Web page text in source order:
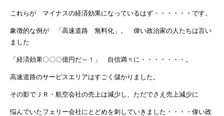
これらが マイナスの経済効果になっているはず・・・・・・です。
象徴的な例が 「高速道路 無料化」。 偉い政治家の人たちは言い
ました
「経済効果〇〇〇億円だ～！」 自信満々に・・・・・・・。
高速道路のサービスエリアはすごく儲かりました。
その影でＪＲ・航空会社の売上は減少し、ただでさえ売上減少に
悩んでいたフェリー会社にとどめを刺していきました・・・・偉い政